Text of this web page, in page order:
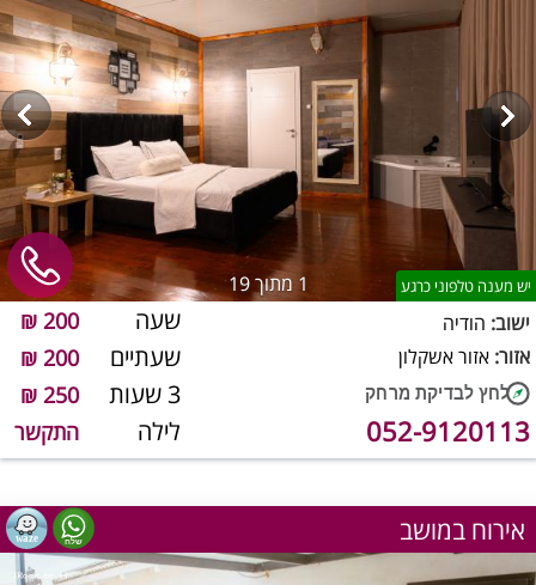
1 מתוך 19 יש מענה טלפוני כרגע
שעה 200 ₪
שעתיים 200 ₪
3 שעות 250 ₪
לילה התקשר
ישוב: הודיה
אזור: אזור אשקלון
052-9120113
אירוח במושב